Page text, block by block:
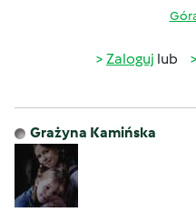
Zaloguj lub
Grażyna Kamińska